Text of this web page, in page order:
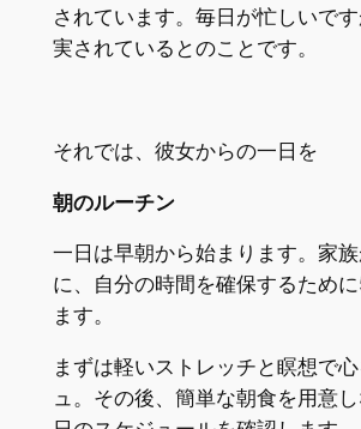
されています。毎日が忙しいで
実されているとのことです。
それでは、彼女からの一日を
朝のルーチン
一日は早朝から始まります。家
に、自分の時間を確保するため
ます。
まずは軽いストレッチと瞑想で
ュ。その後、簡単な朝食を用意